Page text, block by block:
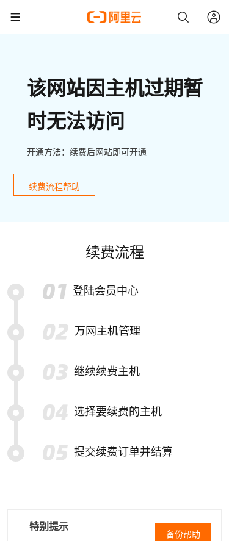
该网站因主机过期暂
时无法访问
开通方法：续费后网站即可开通
续费流程帮助
续费流程
登陆会员中心
万网主机管理
继续续费主机
选择要续费的主机
提交续费订单并结算
特别提示
备份帮助